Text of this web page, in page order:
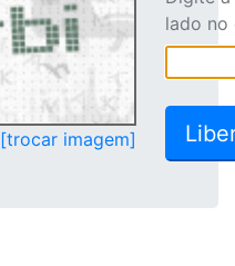
[trocar imagem]
lado no